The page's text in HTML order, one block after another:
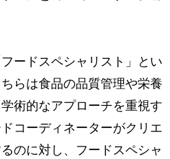
ードスペシャリスト」とい
らは食品の品質管理や栄養
術的なアプローチを重視す
コーディネーターがクリエ
のに対し、フードスペシャ